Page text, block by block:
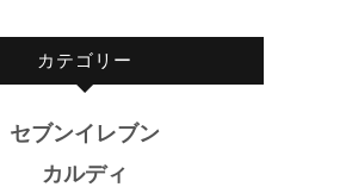
カテゴリー
セブンイレブン
カルディ